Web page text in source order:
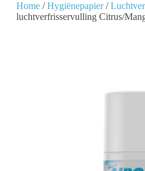
Home/Hygiënepapier/
luchtverfrisservulling Citrus/